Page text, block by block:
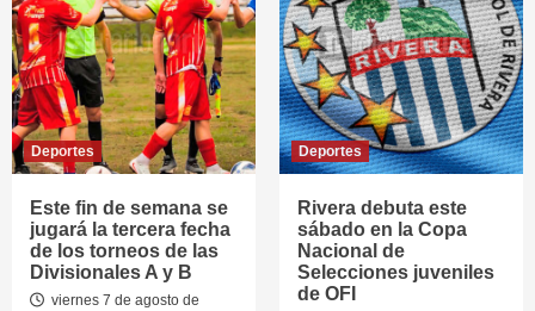
Deportes
Este fin de semana se
jugará la tercera fecha
de los torneos de las
Divisionales A y B
viernes 7 de agosto de
Deportes
Rivera debuta este
sábado en la Copa
Nacional de
Selecciones juveniles
de OFI